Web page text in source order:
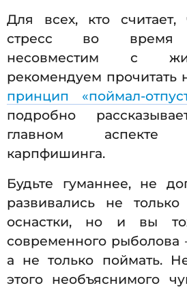
Для всех, кто
стресс во время
несовместим с
рекомендуем прочитать
принцип «поймал-
подробно
главном аспекте
карпфишинга.
Будьте гуманнее, не
развивались не
оснастки, но и вы
современного рыболова
а не только поймать.
этого необъяснимого